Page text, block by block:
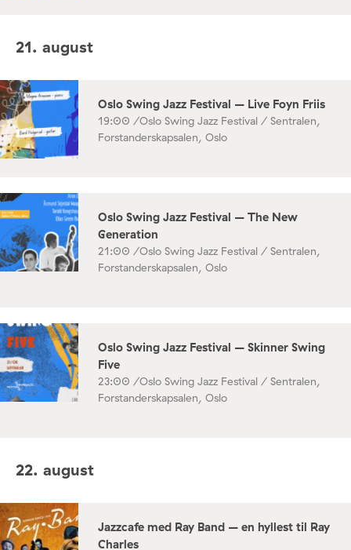
21. august
Oslo Swing Jazz Festival – Live Foyn Friis
19:00 /Oslo Swing Jazz Festival / Sentralen,
Forstanderskapsalen, Oslo
Oslo Swing Jazz Festival – The New
Generation
21:00 /Oslo Swing Jazz Festival / Sentralen,
Forstanderskapsalen, Oslo
Oslo Swing Jazz Festival – Skinner Swing
Five
23:00 /Oslo Swing Jazz Festival / Sentralen,
Forstanderskapsalen, Oslo
22. august
Jazzcafe med Ray Band – en hyllest til Ray
Charles